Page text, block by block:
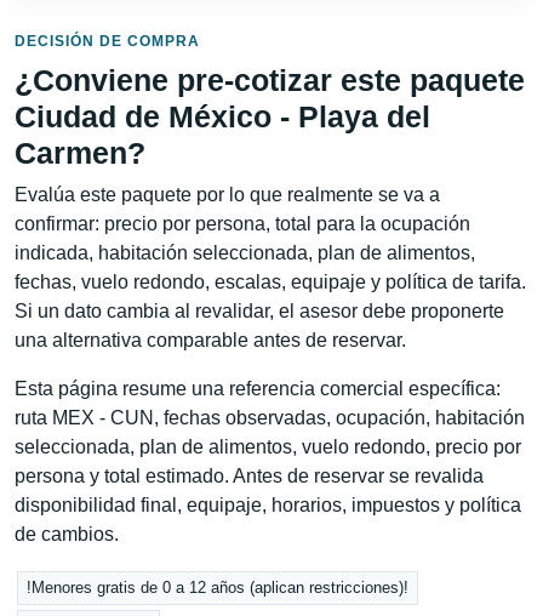
DECISIÓN DE COMPRA
¿Conviene pre-cotizar este paquete
Ciudad de México - Playa del
Carmen?
Evalúa este paquete por lo que realmente se va a
confirmar: precio por persona, total para la ocupación
indicada, habitación seleccionada, plan de alimentos,
fechas, vuelo redondo, escalas, equipaje y política de tarifa.
Si un dato cambia al revalidar, el asesor debe proponerte
una alternativa comparable antes de reservar.
Esta página resume una referencia comercial específica:
ruta MEX - CUN, fechas observadas, ocupación, habitación
seleccionada, plan de alimentos, vuelo redondo, precio por
persona y total estimado. Antes de reservar se revalida
disponibilidad final, equipaje, horarios, impuestos y política
de cambios.
!Menores gratis de 0 a 12 años (aplican restricciones)!